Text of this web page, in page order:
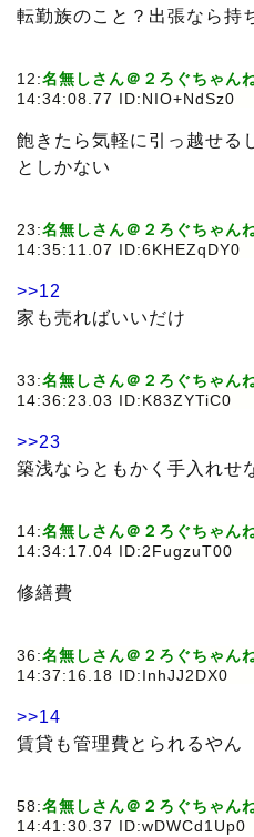
転勤族のこと？出張なら持
12:名無しさん＠２ろぐちゃん
14:34:08.77 ID:NIO+NdSz0
飽きたら気軽に引っ越せる
としかない
23:名無しさん＠２ろぐちゃん
14:35:11.07 ID:6KHEZqDY0
>>12
家も売ればいいだけ
33:名無しさん＠２ろぐちゃん
14:36:23.03 ID:K83ZYTiC0
>>23
築浅ならともかく手入れせ
14:名無しさん＠２ろぐちゃん
14:34:17.04 ID:2FugzuT00
修繕費
36:名無しさん＠２ろぐちゃん
14:37:16.18 ID:InhJJ2DX0
>>14
賃貸も管理費とられるやん
58:名無しさん＠２ろぐちゃん
14:41:30.37 ID:wDWCd1Up0